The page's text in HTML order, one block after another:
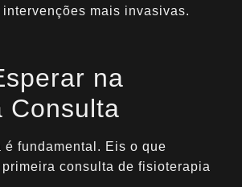
mais invasivas.
na
Consulta
é fundamental. Eis o que
consulta de fisioterapia